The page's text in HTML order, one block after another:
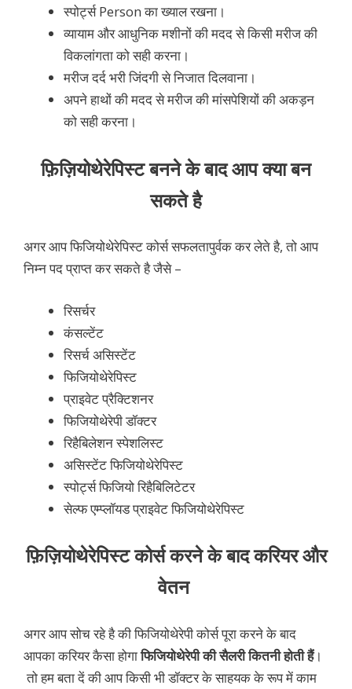
स्पोर्ट्स Person का ख्याल रखना।
व्यायाम और आधुनिक मशीनों की मदद से किसी मरीज की
विकलांगता को सही करना।
मरीज दर्द भरी जिंदगी से निजात दिलवाना।
अपने हाथों की मदद से मरीज की मांसपेशियों की अकड़न
को सही करना।
फ़िज़ियोथेरेपिस्ट बनने के बाद आप क्या बन
सकते है
अगर आप फिजियोथेरेपिस्ट कोर्स सफलतापुर्वक कर लेते है, तो आप
निम्न पद प्राप्त कर सकते है जैसे –
रिसर्चर
कंसल्टेंट
रिसर्च असिस्टेंट
फिजियोथेरेपिस्ट
प्राइवेट प्रैक्टिशनर
फिजियोथेरेपी डॉक्टर
रिहैबिलेशन स्पेशलिस्ट
असिस्टेंट फिजियोथेरेपिस्ट
स्पोर्ट्स फिजियो रिहैबिलिटेटर
सेल्फ एम्प्लॉयड प्राइवेट फिजियोथेरेपिस्ट
फ़िज़ियोथेरेपिस्ट कोर्स करने के बाद करियर और
वेतन
अगर आप सोच रहे है की फिजियोथेरेपी कोर्स पूरा करने के बाद
आपका करियर कैसा होगाफिजियोथेरेपी की सैलरी कितनी होती हैं।
तो हम बता दें की आप किसी भी डॉक्टर के साहयक के रूप में काम